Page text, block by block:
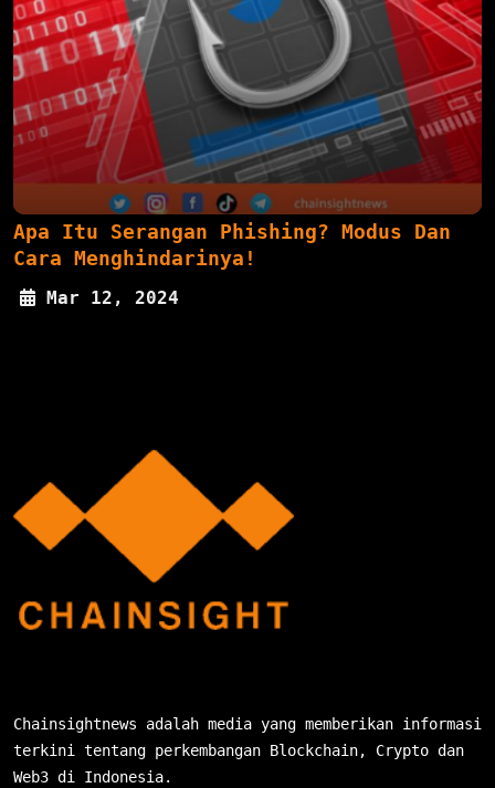
Apa Itu Serangan Phishing? Modus Dan
Cara Menghindarinya!
Mar 12, 2024
Chainsightnews adalah media yang memberikan informasi
terkini tentang perkembangan Blockchain, Crypto dan
Web3 di Indonesia.